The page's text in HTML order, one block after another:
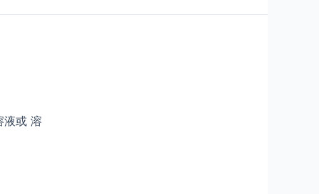
液或 溶